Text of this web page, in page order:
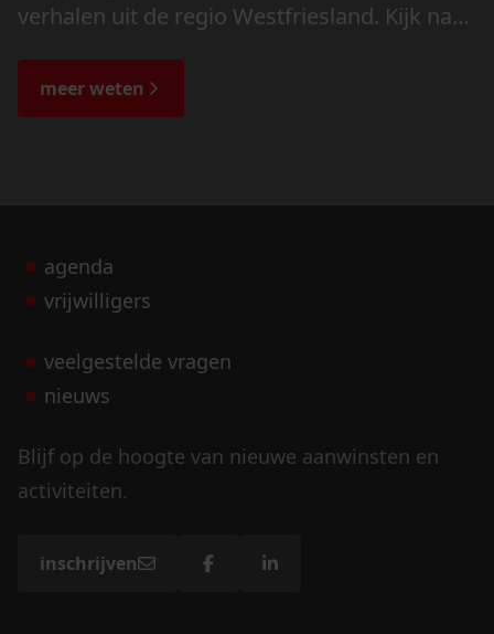
verhalen uit de regio Westfriesland. Kijk naar
de bijzondere verhalen.
meer weten
agenda
vrijwilligers
veelgestelde vragen
nieuws
Blijf op de hoogte van nieuwe aanwinsten en
activiteiten.
inschrijven